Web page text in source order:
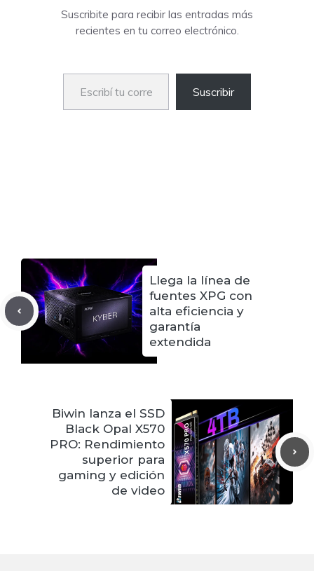
Suscribite para recibir las entradas más
recientes en tu correo electrónico.
Escribí tu correo electrónico…
Suscribir
Llega la línea de
fuentes XPG con
alta eficiencia y
garantía
extendida
Biwin lanza el SSD
Black Opal X570
PRO: Rendimiento
superior para
gaming y edición
de video